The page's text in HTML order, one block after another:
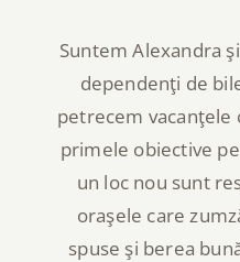
Suntem Alexandra
dependenţi de
petrecem vacanţele
primele obiective
un loc nou sunt
oraşele care
spuse şi berea